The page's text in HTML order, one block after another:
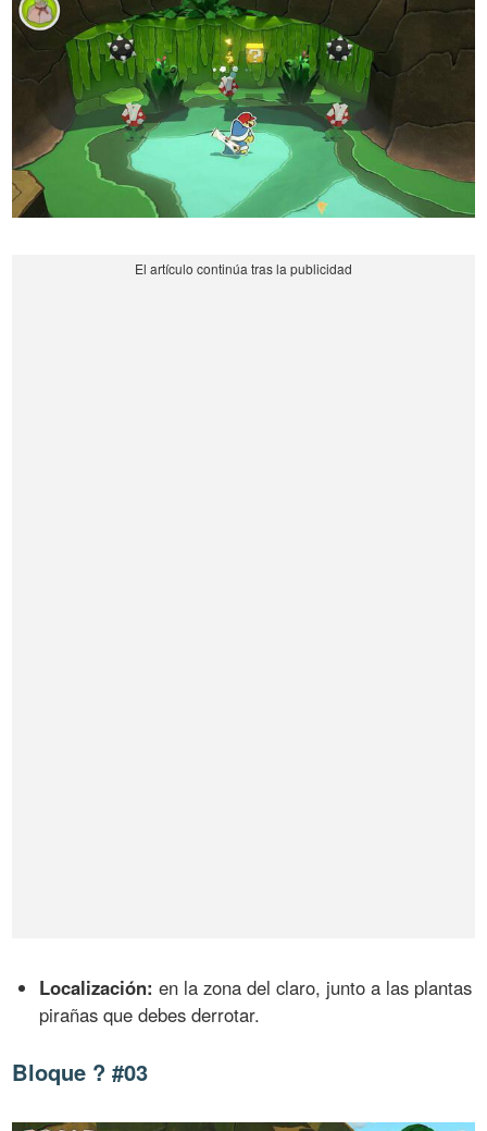
Localización: en la zona del claro, junto a las plantas
pirañas que debes derrotar.
Bloque ? #03